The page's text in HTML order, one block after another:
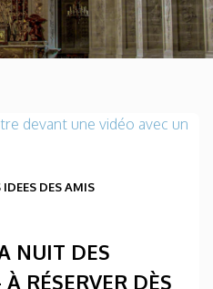
DES AMIS
NUIT DES
RÉSERVER DÈS